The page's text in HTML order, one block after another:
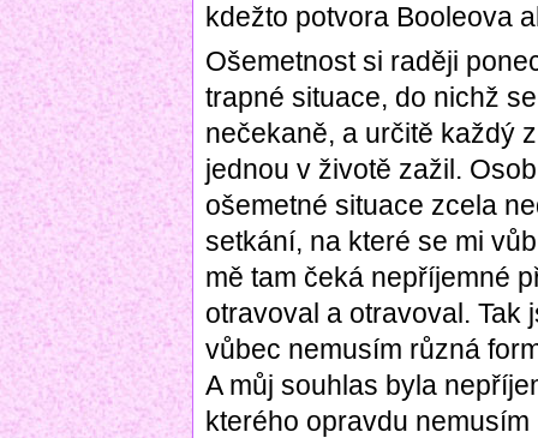
kdežto potvora Booleova
Ošemetnost si raději
trapné situace, do nichž
nečekaně, a určitě každý
jednou v životě zažil.
ošemetné situace zcela
setkání, na které se mi
mě tam čeká nepříjemné
otravoval a otravoval. Tak
vůbec nemusím různá
A můj souhlas byla
kterého opravdu